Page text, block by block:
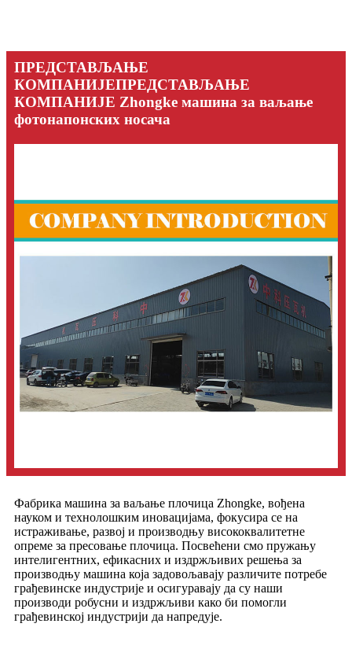
ПРЕДСТАВЉАЊЕ
КОМПАНИЈЕПРЕДСТАВЉАЊЕ
КОМПАНИЈЕ Zhongke машина за ваљање
фотонапонских носача
Фабрика машина за ваљање плочица Zhongke, вођена
науком и технолошким иновацијама, фокусира се на
истраживање, развој и производњу висококвалитетне
опреме за пресовање плочица. Посвећени смо пружању
интелигентних, ефикасних и издржљивих решења за
производњу машина која задовољавају различите потребе
грађевинске индустрије и осигуравају да су наши
производи робусни и издржљиви како би помогли
грађевинској индустрији да напредује.